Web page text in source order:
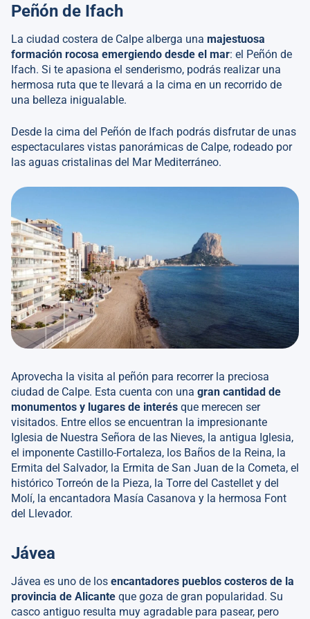
Peñón de Ifach
La ciudad costera de Calpe alberga una majestuosa
formación rocosa emergiendo desde el mar: el Peñón de
Ifach. Si te apasiona el senderismo, podrás realizar una
hermosa ruta que te llevará a la cima en un recorrido de
una belleza inigualable.
Desde la cima del Peñón de Ifach podrás disfrutar de unas
espectaculares vistas panorámicas de Calpe, rodeado por
las aguas cristalinas del Mar Mediterráneo.
Aprovecha la visita al peñón para recorrer la preciosa
ciudad de Calpe. Esta cuenta con una gran cantidad de
monumentos y lugares de interés que merecen ser
visitados. Entre ellos se encuentran la impresionante
Iglesia de Nuestra Señora de las Nieves, la antigua Iglesia,
el imponente Castillo-Fortaleza, los Baños de la Reina, la
Ermita del Salvador, la Ermita de San Juan de la Cometa, el
histórico Torreón de la Pieza, la Torre del Castellet y del
Molí, la encantadora Masía Casanova y la hermosa Font
del Llevador.
Jávea
Jávea es uno de los encantadores pueblos costeros de la
provincia de Alicante que goza de gran popularidad. Su
casco antiguo resulta muy agradable para pasear, pero